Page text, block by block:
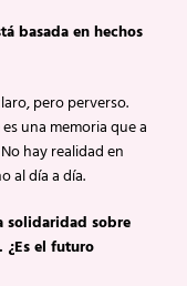
basada en hechos
pero perverso.
una memoria que a
hay realidad en
al día a día.
solidaridad sobre
¿Es el futuro